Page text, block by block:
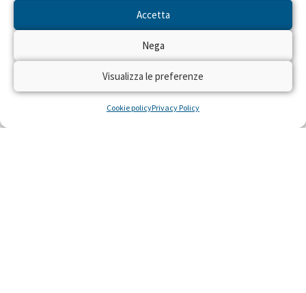
Accetta
Nega
Visualizza le preferenze
Cookie policyPrivacy Policy
NEWS DAL PROGETTO
Sembra che non ci siano risultati per la ricerca che hai
eseguito.